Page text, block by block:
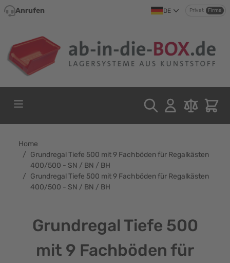
Direkt zum Inhalt
Anrufen DE Privat Firma
Home
/ Grundregal Tiefe 500 mit 9 Fachböden für Regalkästen
400/500 - SN / BN / BH
/ Grundregal Tiefe 500 mit 9 Fachböden für Regalkästen
400/500 - SN / BN / BH
Grundregal Tiefe 500
mit 9 Fachböden für